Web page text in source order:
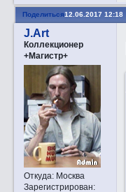
Поделиться12.06.2017 12:18
J.Art
Коллекционер
+Магистр+
Откуда:Москва
Зарегистрирован: